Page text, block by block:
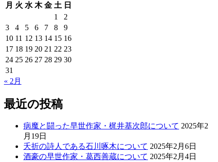
月 火 水 木 金 土 日
1
2
3
4 5 6 7 8
9
10 11 12 13 14 15 16
17 18 19 20 21 22 23
24 25 26 27 28 29 30
31
« 2月
最近の投稿
病魔と闘った早世作家・梶井基次郎について 2025年2
月19日
夭折の詩人である石川啄木について 2025年2月6日
酒豪の早世作家・葛西善蔵について 2025年2月4日